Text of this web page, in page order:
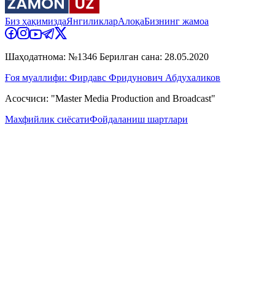
Биз ҳақимиздаЯнгиликларАлоқаБизнинг жамоа
Шаҳодатнома: №1346 Берилган сана: 28.05.2020
Ғоя муаллифи: Фирдавс Фридунович Абдухаликов
Асосчиси: "Master Media Production and Broadcast"
Махфийлик сиёсатиФойдаланиш шартлари